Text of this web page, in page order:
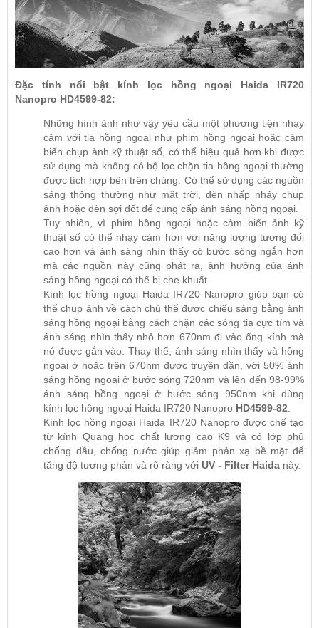
Đặc tính nổi bật kính lọc hồng ngoại Haida IR720
Nanopro HD4599-82:
Những hình ảnh như vậy yêu cầu một phương tiện nhạy
cảm với tia hồng ngoại như phim hồng ngoại hoặc cảm
biến chụp ảnh kỹ thuật số, có thể hiệu quả hơn khi được
sử dụng mà không có bộ lọc chặn tia hồng ngoại thường
được tích hợp bên trên chúng. Có thể sử dụng các nguồn
sáng thông thường như mặt trời, đèn nhấp nháy chụp
ảnh hoặc đèn sợi đốt để cung cấp ánh sáng hồng ngoại.
Tuy nhiên, vì phim hồng ngoại hoặc cảm biến ảnh kỹ
thuật số có thể nhạy cảm hơn với năng lượng tương đối
cao hơn và ánh sáng nhìn thấy có bước sóng ngắn hơn
mà các nguồn này cũng phát ra, ảnh hưởng của ánh
sáng hồng ngoại có thể bị che khuất.
Kính lọc hồng ngoại Haida IR720 Nanopro giúp bạn có
thể chụp ảnh về cách chủ thể được chiếu sáng bằng ánh
sáng hồng ngoại bằng cách chặn các sóng tia cực tím và
ánh sáng nhìn thấy nhỏ hơn 670nm đi vào ống kính mà
nó được gắn vào. Thay thế, ánh sáng nhìn thấy và hồng
ngoại ở hoặc trên 670nm được truyền dần, với 50% ánh
sáng hồng ngoại ở bước sóng 720nm và lên đến 98-99%
ánh sáng hồng ngoại ở bước sóng 950nm khi dùng
kính lọc hồng ngoại Haida IR720 Nanopro HD4599-82
Kính lọc hồng ngoại Haida IR720 Nanopro được chế tạo
từ kính Quang học chất lượng cao K9 và có lớp phủ
chống dầu, chống nước giúp giảm phản xạ bề mặt để
tăng độ tương phản và rõ ràng với UV - Filter Haida này.